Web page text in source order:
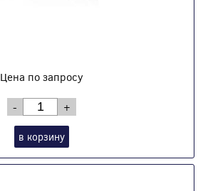
Цена по запросу
- +
в корзину